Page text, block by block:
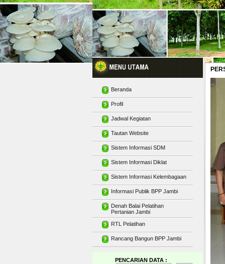
Beranda
Profil
Jadwal Kegiatan
Tautan Website
Sistem Informasi SDM
Sistem Informasi Diklat
Sistem Informasi Kelembagaan
Informasi Publik BPP Jambi
Denah Balai Pelatihan
Pertanian Jambi
RTL Pelatihan
Rancang Bangun BPP Jambi
PENCARIAN DATA :